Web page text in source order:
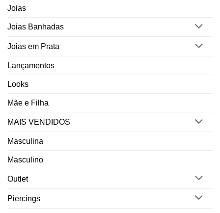
Joias
Joias Banhadas
Joias em Prata
Lançamentos
Looks
Mãe e Filha
MAIS VENDIDOS
Masculina
Masculino
Outlet
Piercings